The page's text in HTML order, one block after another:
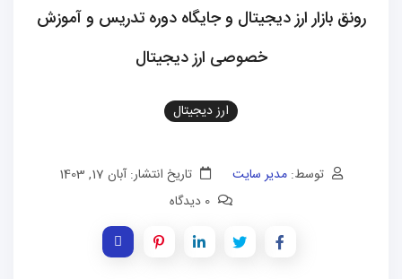
رونق بازار ارز دیجیتال و جایگاه دوره تدریس و آموزش
خصوصی ارز دیجیتال
ارز دیجیتال
توسط: مدیر سایت
تاریخ انتشار: آبان 17, 1403